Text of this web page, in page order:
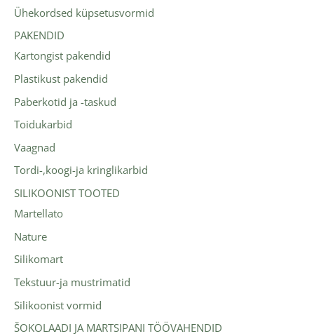
Ühekordsed küpsetusvormid
PAKENDID
Kartongist pakendid
Plastikust pakendid
Paberkotid ja -taskud
Toidukarbid
Vaagnad
Tordi-,koogi-ja kringlikarbid
SILIKOONIST TOOTED
Martellato
Nature
Silikomart
Tekstuur-ja mustrimatid
Silikoonist vormid
ŠOKOLAADI JA MARTSIPANI TÖÖVAHENDID